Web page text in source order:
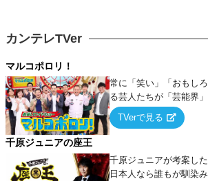
カンテレTVer
マルコポロリ！
常に「笑い」「おもし
る芸人たちが「芸能界
出でて、新たなオモシ
TVerで見る
千原ジュニアの座王
千原ジュニアが考案した
日本人なら誰もが馴染